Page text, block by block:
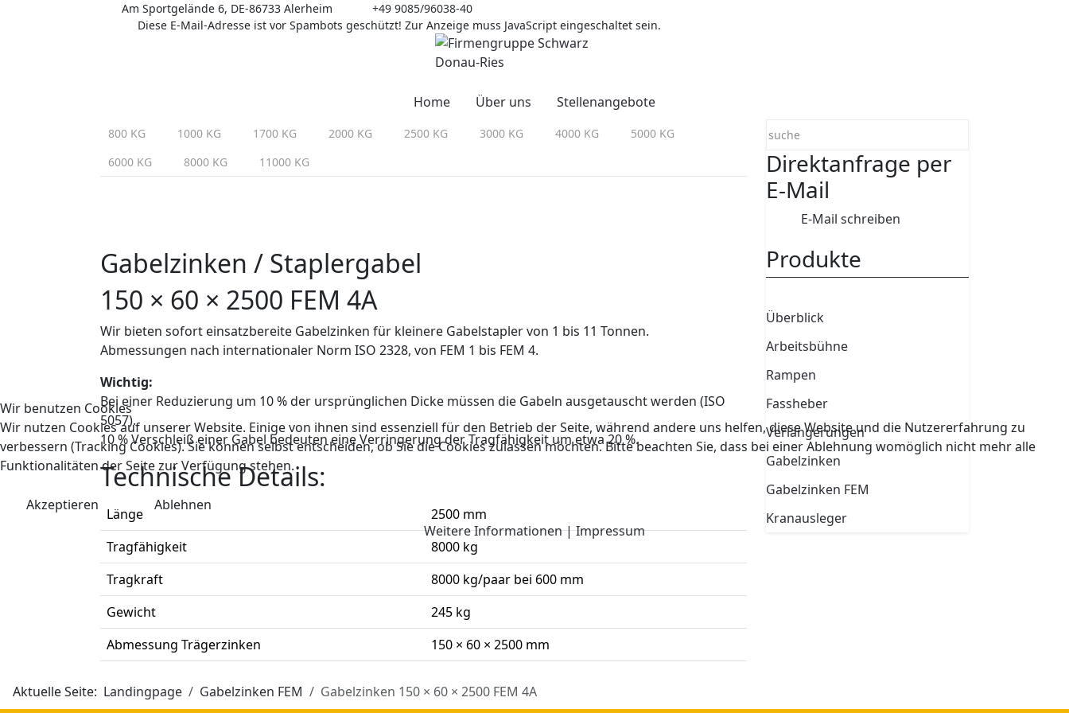
Am Sportgelände 6, DE-86733 Alerheim
+49 9085/96038-40
Diese E-Mail-Adresse ist vor Spambots geschützt! Zur Anzeige muss JavaScript eingeschaltet sein.
Home Über uns Stellenangebote
800 KG 1000 KG 1700 KG 2000 KG 2500 KG 3000 KG 4000 KG
5000 KG
6000 KG
8000 KG 11000 KG
Gabelzinken / Staplergabel
150 × 60 × 2500 FEM 4A
Wir bieten sofort einsatzbereite Gabelzinken für kleinere Gabelstapler von 1 bis 11 Tonnen.
Abmessungen nach internationaler Norm ISO 2328, von FEM 1 bis FEM 4.
Wichtig:
Bei einer Reduzierung um 10 % der ursprünglichen Dicke müssen die Gabeln ausgetauscht werden (ISO
5057).
10 % Verschleiß einer Gabel bedeuten eine Verringerung der Tragfähigkeit um etwa 20 %.
Technische Details:
Länge
2500 mm
Tragfähigkeit
8000 kg
Tragkraft
8000 kg/paar bei 600 mm
Gewicht
245 kg
Abmessung Trägerzinken
150 × 60 × 2500 mm
Direktanfrage per
E-Mail
E-Mail schreiben
Produkte
Überblick
Arbeitsbühne
Rampen
Fassheber
Verlängerungen
Gabelzinken
Gabelzinken FEM
Kranausleger
Aktuelle Seite: Landingpage Gabelzinken FEM Gabelzinken 150 × 60 × 2500 FEM 4A
Wir benutzen Cookies
Wir nutzen Cookies auf unserer Website. Einige von ihnen sind essenziell für den Betrieb der Seite, während andere uns helfen, diese Website und die Nutzererfahrung zu
verbessern (Tracking Cookies). Sie können selbst entscheiden, ob Sie die Cookies zulassen möchten. Bitte beachten Sie, dass bei einer Ablehnung womöglich nicht mehr alle
Funktionalitäten der Seite zur Verfügung stehen.
Akzeptieren
Ablehnen
Weitere Informationen|Impressum